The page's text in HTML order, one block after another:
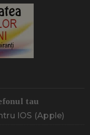
tau
IOS (Apple)